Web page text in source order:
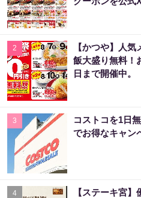
2
【かつや】人
飯大盛り無料！
日まで開催中。
3
コストコを1日
でお得なキャン
4
【ステーキ宮